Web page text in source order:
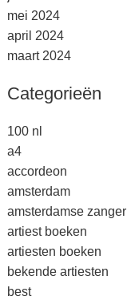
mei 2024
april 2024
maart 2024
Categorieën
100 nl
a4
accordeon
amsterdam
amsterdamse zanger
artiest boeken
artiesten boeken
bekende artiesten
best